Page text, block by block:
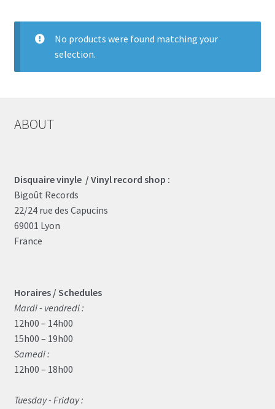
No products were found matching your
selection.
ABOUT
Disquaire vinyle / Vinyl record shop :
Bigoût Records
22/24 rue des Capucins
69001 Lyon
France
Horaires / Schedules
Mardi - vendredi :
12h00 – 14h00
15h00 – 19h00
Samedi :
12h00 – 18h00
Tuesday - Friday :